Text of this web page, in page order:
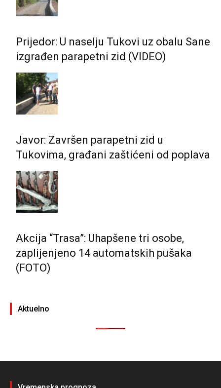
Prijedor: U naselju Tukovi uz obalu Sane
izgrađen parapetni zid (VIDEO)
Javor: Završen parapetni zid u
Tukovima, građani zaštićeni od poplava
Akcija “Trasa”: Uhapšene tri osobe,
zaplijenjeno 14 automatskih pušaka
(FOTO)
Aktuelno